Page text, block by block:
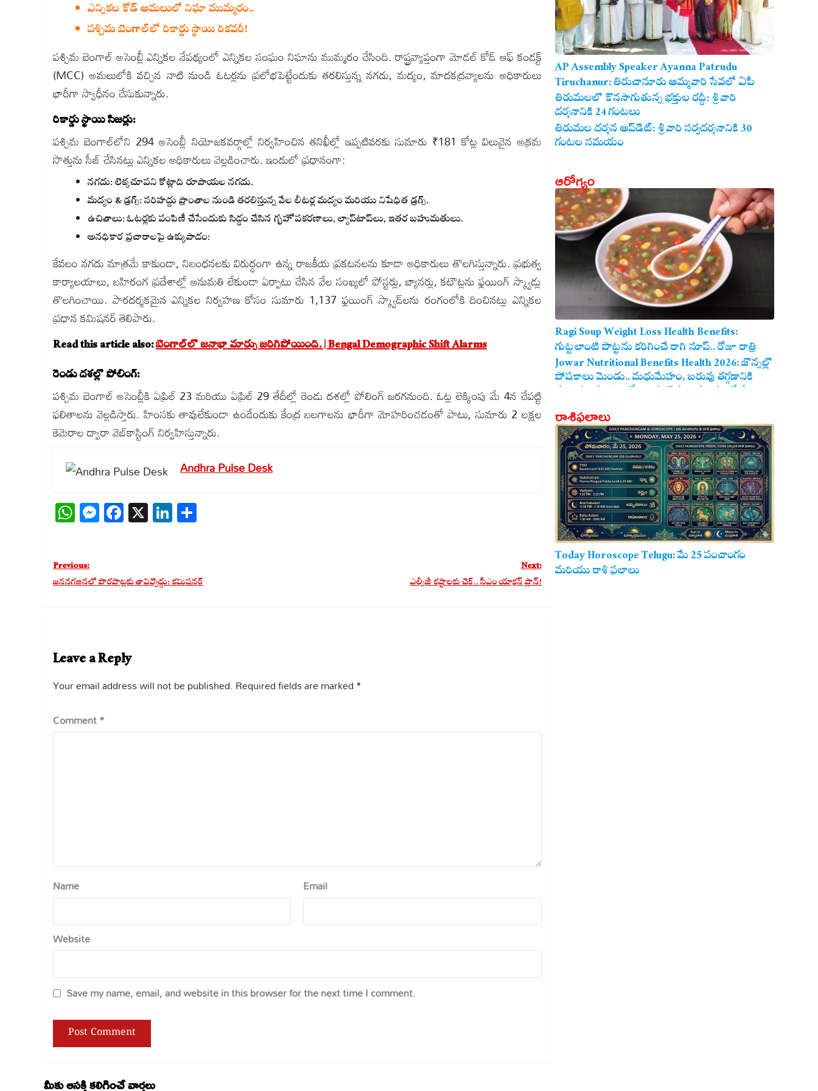
ఎన్నికల కోడ్ అమలులో నిఘా ముమ్మరం..
పశ్చిమ బెంగాల్‌లో రికార్డు స్థాయి రికవరీ!
పశ్చిమ బెంగాల్ అసెంబ్లీ ఎన్నికల నేపథ్యంలో ఎన్నికల సంఘం నిఘాను ముమ్మరం చేసింది. రాష్ట్రవ్యాప్తంగా మోడల్ కోడ్ ఆఫ్ కండక్ట్
(MCC) అమలులోకి వచ్చిన నాటి నుండి ఓటర్లను ప్రలోభపెట్టేందుకు తరలిస్తున్న నగదు, మద్యం, మాదకద్రవ్యాలను అధికారులు
భారీగా స్వాధీనం చేసుకున్నారు.
రికార్డు స్థాయి సీజర్లు:
పశ్చిమ బెంగాల్‌లోని 294 అసెంబ్లీ నియోజకవర్గాల్లో నిర్వహించిన తనిఖీల్లో ఇప్పటివరకు సుమారు ₹181 కోట్ల విలువైన అక్రమ
సొత్తును సీజ్ చేసినట్లు ఎన్నికల అధికారులు వెల్లడించారు. ఇందులో ప్రధానంగా:
నగదు: లెక్కచూపని కోట్లాది రూపాయల నగదు.
మద్యం & డ్రగ్స్: సరిహద్దు ప్రాంతాల నుండి తరలిస్తున్న వేల లీటర్ల మద్యం మరియు నిషేధిత డ్రగ్స్.
ఉచితాలు: ఓటర్లకు పంపిణీ చేసేందుకు సిద్ధం చేసిన గృహోపకరణాలు, ల్యాప్‌టాప్‌లు, ఇతర బహుమతులు.
అనధికార ప్రచారాలపై ఉక్కుపాదం:
కేవలం నగదు మాత్రమే కాకుండా, నిబంధనలకు విరుద్ధంగా ఉన్న రాజకీయ ప్రకటనలను కూడా అధికారులు తొలగిస్తున్నారు. ప్రభుత్వ
కార్యాలయాలు, బహిరంగ ప్రదేశాల్లో అనుమతి లేకుండా ఏర్పాటు చేసిన వేల సంఖ్యలో పోస్టర్లు, బ్యానర్లు, కటౌట్లను ఫ్లయింగ్ స్క్వాడ్లు
తొలగించాయి. పారదర్శకమైన ఎన్నికల నిర్వహణ కోసం సుమారు 1,137 ఫ్లయింగ్ స్క్వాడ్‌లను రంగంలోకి దించినట్లు ఎన్నికల
ప్రధాన కమిషనర్ తెలిపారు.
Read this article also:బెంగాల్‌లో జనాభా మార్పు జరిగిపోయింది. | Bengal Demographic Shift Alarms
రెండు దశల్లో పోలింగ్:
పశ్చిమ బెంగాల్ అసెంబ్లీకి ఏప్రిల్ 23 మరియు ఏప్రిల్ 29 తేదీల్లో రెండు దశల్లో పోలింగ్ జరగనుంది. ఓట్ల లెక్కింపు మే 4న చేపట్టి
ఫలితాలను వెల్లడిస్తారు. హింసకు తావులేకుండా ఉండేందుకు కేంద్ర బలగాలను భారీగా మోహరించడంతో పాటు, సుమారు 2 లక్షల
కెమెరాల ద్వారా వెబ్‌కాస్టింగ్ నిర్వహిస్తున్నారు.
Andhra Pulse Desk
WhatsApp
Messenger
Facebook
X LinkedIn
Post
navigation
Previous:
జననగణనలో పొరపాట్లకు తావివ్వొద్దు: కమిషనర్
Next:
ఎల్పీజీ కష్టాలకు చెక్.. సీఎం యాక్షన్ ప్లాన్!
Leave a Reply
Your email address will not be published. Required fields are marked*
Comment*
Name Email
Website
Save my name, email, and website in this browser for the next time I comment.
AP Assembly Speaker Ayanna Patrudu
Tiruchanur: తిరుచానూరు అమ్మవారి సేవలో ఏపీ
అసెంబ్లీ స్పీకర్.. కుటుంబ సమేతంగా దర్శించుకున్న
అయ్యన్నపాత్రుడు!
తిరుమలలో కొనసాగుతున్న భక్తుల రద్దీ: శ్రీవారి
దర్శనానికి 24 గంటలు
తిరుమల దర్శన అప్‌డేట్: శ్రీవారి సర్వదర్శనానికి 30
గంటల సమయం
ఆరోగ్యం
Ragi Soup Weight Loss Health Benefits:
గుట్టలాంటి పొట్టను కరిగించే రాగి సూప్.. రోజూ రాత్రి
తాగితే బరువు తగ్గడం ఖాయం!
Jowar Nutritional Benefits Health 2026: జొన్నల్లో
పోషకాలు మెండు.. మధుమేహం, బరువు తగ్గడానికి
మరియు గుండె ఆరోగ్యానికి జొన్న అన్నం ఎంతో మేలు!
రాశిఫలాలు
Today Horoscope Telugu: మే 25 పంచాంగం
మరియు రాశి ఫలాలు
మీకు ఆసక్తి కలిగించే వార్తలు